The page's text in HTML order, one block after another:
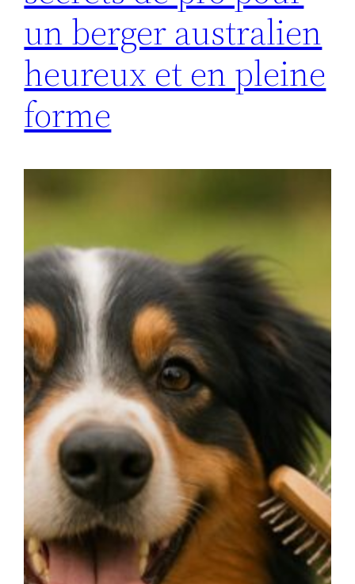
un berger australien
heureux et en pleine
forme